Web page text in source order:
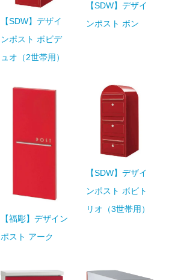
【SDW】デザイ
ンポスト ボビデ
ュオ（2世帯用）
【SDW】デザイ
ンポスト ボン
【福彫】デザイン
ポスト アーク
【SDW】デザイ
ンポスト ボビト
リオ（3世帯用）